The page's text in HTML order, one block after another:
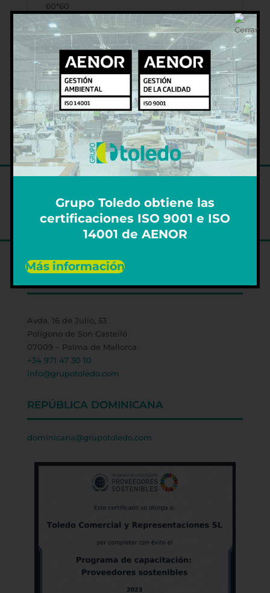
60*60
Gran variedad de medidas en sábanas
ajustables modelo Ibiza 50/50
POSIBILIDAD DE OTRAS
CONSTRUCCIONES DE HILATURA,
CALIDADES Y MEDIDAS BAJO DEMANDA.
SOLICITE INFORMACION.
DELEGACIÓN CENTRAL PALMA
Avda. 16 de Julio, 53
Polígono de Son Castelló
07009 – Palma de Mallorca
+34 971 47 30 10
info@grupotoledo.com
REPÚBLICA DOMINICANA
dominicana@grupotoledo.com
Grupo Toledo obtiene las
certificaciones ISO 9001 e ISO
14001 de AENOR
Más información